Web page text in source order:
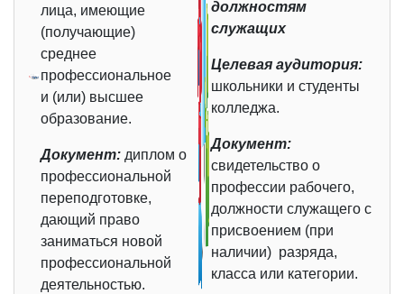
лица, имеющие
(получающие)
среднее
профессиональное
и (или) высшее
образование.
Документ: диплом о
профессиональной
переподготовке,
дающий право
заниматься новой
профессиональной
деятельностью.
должностям
служащих
Целевая аудитория:
школьники и студенты
колледжа.
Документ:
свидетельство о
профессии рабочего,
должности служащего с
присвоением (при
наличии) разряда,
класса или категории.